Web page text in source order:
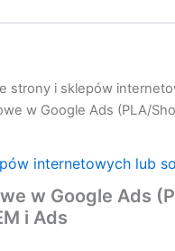
strony i sklepów
w Google Ads (PLA/
internetowych lub
w Google Ads
i Ads